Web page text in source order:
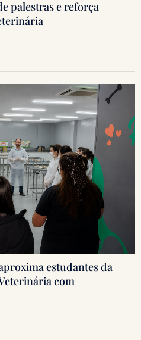
palestras e reforça
estudantes da
com